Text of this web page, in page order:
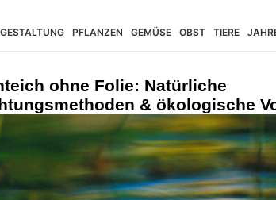
PFLANZEN GEMÜSE OBST TIERE
ohne Folie: Natürliche
& ökologische